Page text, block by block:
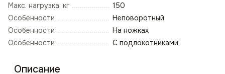
Макс. нагрузка, кг
150
Особенности
Неповоротный
Особенности
На ножках
Особенности
С подлокотниками
Описание